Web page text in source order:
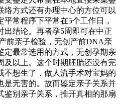
络方式还有办理中心的方位可以
常程序下平常在5个工作日，
出结论。再者孕5周即可在中正
前亲子检验，无创产前DNA亲
定最常选用的方式，无创孕期亲
及以上。这个时期胚胎还没有完
不想生了，做人流手术对宝妈的
是无害的。故而鉴定亲子关系并
鉴别亲子关系，推开真相的那扇